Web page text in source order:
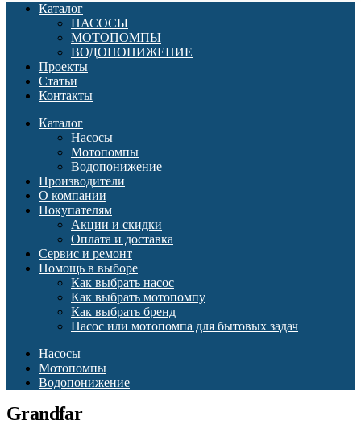
Каталог
НАСОСЫ
МОТОПОМПЫ
ВОДОПОНИЖЕНИЕ
Проекты
Статьи
Контакты
Каталог
Насосы
Мотопомпы
Водопонижение
Производители
О компании
Покупателям
Акции и скидки
Оплата и доставка
Сервис и ремонт
Помощь в выборе
Как выбрать насос
Как выбрать мотопомпу
Как выбрать бренд
Насос или мотопомпа для бытовых задач
Насосы
Мотопомпы
Водопонижение
Grandfar